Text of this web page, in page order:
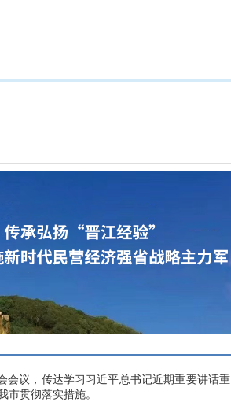
议，传达学习习近平总书记近期重要讲话重
贯彻落实措施。